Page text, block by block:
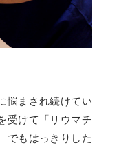
悩まされ続けてい
受けて「リウマチ
でもはっきりした